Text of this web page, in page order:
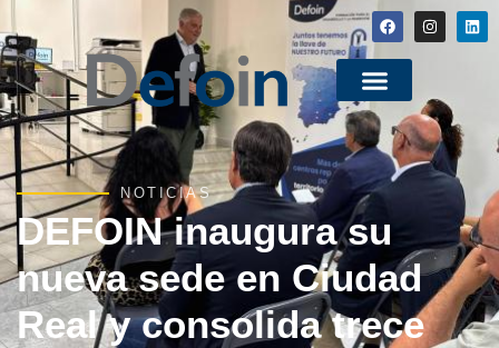
NOTICIAS
DEFOIN inaugura su
nueva sede en Ciudad
Real y consolida trece